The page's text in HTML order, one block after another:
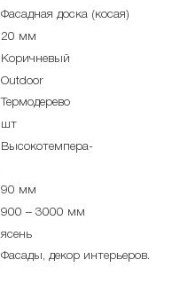
Фасадная доска (косая)
20 мм
Коричневый
Outdoor
Термодерево
шт
Высокотемпера-
90 мм
900 – 3000 мм
ясень
Фасады, декор интерьеров.